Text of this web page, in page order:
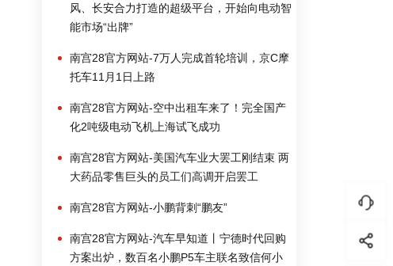
风、长安合力打造的超级平台，开始向电动智
能市场“出牌”
南宫28官方网站-7万人完成首轮培训，京C摩
托车11月1日上路
南宫28官方网站-空中出租车来了！完全国产
化2吨级电动飞机上海试飞成功
南宫28官方网站-美国汽车业大罢工刚结束 两
大药品零售巨头的员工们高调开启罢工
南宫28官方网站-小鹏背刺“鹏友”
南宫28官方网站-汽车早知道丨宁德时代回购
方案出炉，数百名小鹏P5车主联名致信何小